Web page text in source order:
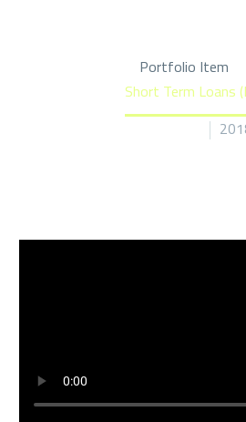
Portfolio Item
Short Term Loans